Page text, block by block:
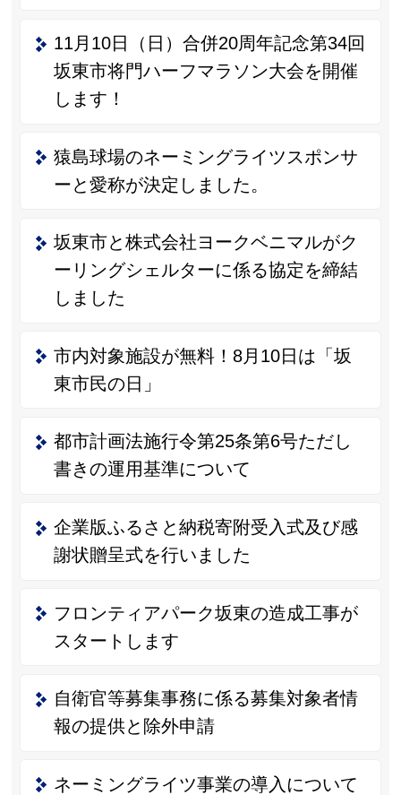
11月10日（日）合併20周年記念第34回
坂東市将門ハーフマラソン大会を開催
します！
猿島球場のネーミングライツスポンサ
ーと愛称が決定しました。
坂東市と株式会社ヨークベニマルがク
ーリングシェルターに係る協定を締結
しました
市内対象施設が無料！8月10日は「坂
東市民の日」
都市計画法施行令第25条第6号ただし
書きの運用基準について
企業版ふるさと納税寄附受入式及び感
謝状贈呈式を行いました
フロンティアパーク坂東の造成工事が
スタートします
自衛官等募集事務に係る募集対象者情
報の提供と除外申請
ネーミングライツ事業の導入について